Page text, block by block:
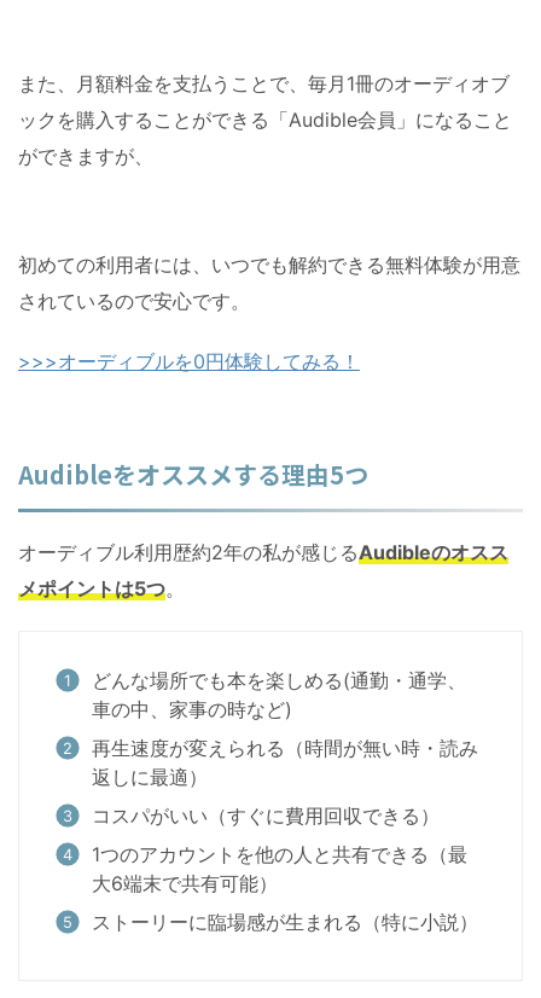
また、月額料金を支払うことで、毎月1冊のオーディオブ
ックを購入することができる「Audible会員」になること
ができますが、
初めての利用者には、いつでも解約できる無料体験が用意
されているので安心です。
>>>オーディブルを0円体験してみる！
Audibleをオススメする理由5つ
オーディブル利用歴約2年の私が感じるAudibleのオスス
メポイントは5つ。
どんな場所でも本を楽しめる(通勤・通学、
車の中、家事の時など)
再生速度が変えられる（時間が無い時・読み
返しに最適）
コスパがいい（すぐに費用回収できる）
1つのアカウントを他の人と共有できる（最
大6端末で共有可能）
ストーリーに臨場感が生まれる（特に小説）